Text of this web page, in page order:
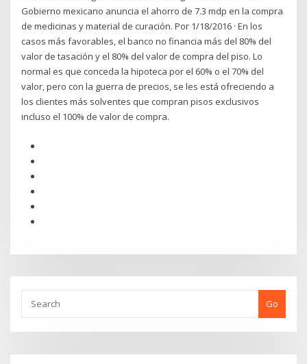
Gobierno mexicano anuncia el ahorro de 7.3 mdp en la compra
de medicinas y material de curación. Por 1/18/2016 · En los
casos más favorables, el banco no financia más del 80% del
valor de tasación y el 80% del valor de compra del piso. Lo
normal es que conceda la hipoteca por el 60% o el 70% del
valor, pero con la guerra de precios, se les está ofreciendo a
los clientes más solventes que compran pisos exclusivos
incluso el 100% de valor de compra.
Go